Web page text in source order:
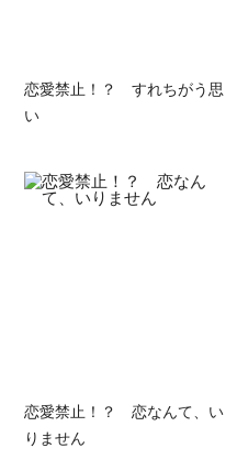
恋愛禁止！？ すれちがう思
い
恋愛禁止！？ 恋なんて、い
りません